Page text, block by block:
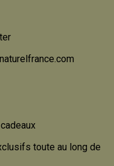
toute au long de